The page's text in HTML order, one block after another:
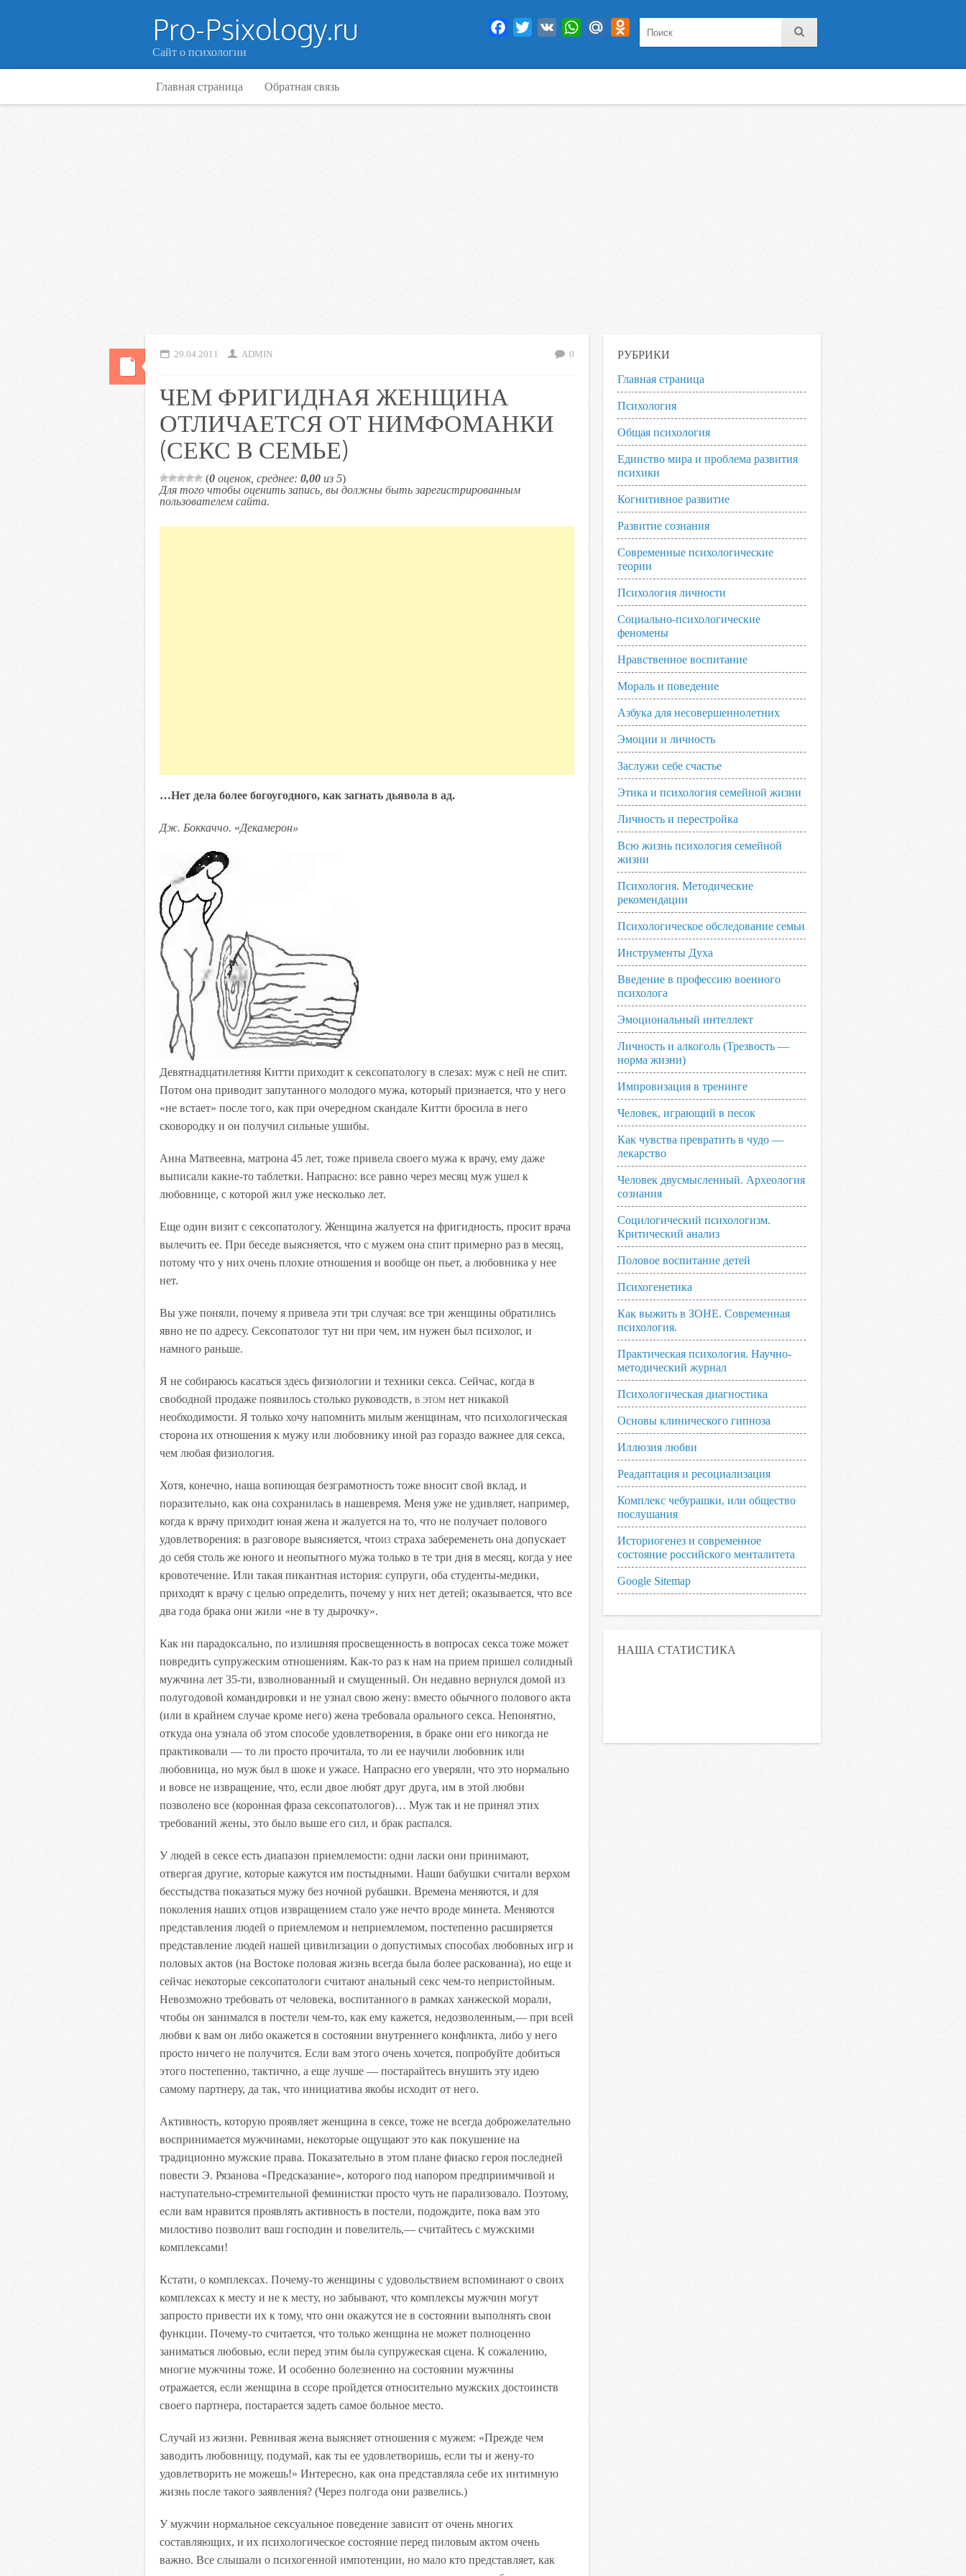
Pro-Psixology.ru
Сайт о психологии
Facebook
Twitter VK WhatsAppMail.RuOdnoklassniki
Главная страница Обратная связь
29.04.2011 ADMIN 0
ЧЕМ ФРИГИДНАЯ ЖЕНЩИНА
ОТЛИЧАЕТСЯ ОТ НИМФОМАНКИ
(СЕКС В СЕМЬЕ)
(0 оценок, среднее: 0,00 из 5)
Для того чтобы оценить запись, вы должны быть зарегистрированным
пользователем сайта.
…Нет дела более богоугодного, как загнать дьявола в ад.
Дж. Боккаччо. «Декамерон»
Девятнадцатилетняя Китти приходит к сексопатологу в слезах: муж с ней не спит.
Потом она приводит запутанного молодого мужа, который признается, что у него
«не встает» после того, как при очередном скандале Китти бросила в него
сковородку и он получил сильные ушибы.
Анна Матвеевна, матрона 45 лет, тоже привела своего мужа к врачу, ему даже
выписали какие-то таблетки. Напрасно: все равно через месяц муж ушел к
любовнице, с которой жил уже несколько лет.
Еще один визит с сексопатологу. Женщина жалуется на фригидность, просит врача
вылечить ее. При беседе выясняется, что с мужем она спит примерно раз в месяц,
потому что у них очень плохие отношения и вообще он пьет, а любовника у нее
нет.
Вы уже поняли, почему я привела эти три случая: все три женщины обратились
явно не по адресу. Сексопатолог тут ни при чем, им нужен был психолог, и
намного раньше.
Я не собираюсь касаться здесь физиологии и техники секса. Сейчас, когда в
свободной продаже появилось столько руководств, в этом нет никакой
необходимости. Я только хочу напомнить милым женщинам, что психологическая
сторона их отношения к мужу или любовнику иной раз гораздо важнее для секса,
чем любая физиология.
Хотя, конечно, наша вопиющая безграмотность тоже вносит свой вклад, и
поразительно, как она сохранилась в нашевремя. Меня уже не удивляет, например,
когда к врачу приходит юная жена и жалуется на то, что не получает полового
удовлетворения: в разговоре выясняется, чтоиз страха забеременеть она допускает
до себя столь же юного и неопытного мужа только в те три дня в месяц, когда у нее
кровотечение. Или такая пикантная история: супруги, оба студенты-медики,
приходят к врачу с целью определить, почему у них нет детей; оказывается, что все
два года брака они жили «не в ту дырочку».
Как ни парадоксально, по излишняя просвещенность в вопросах секса тоже может
повредить супружеским отношениям. Как-то раз к нам на прием пришел солидный
мужчина лет 35-ти, взволнованный и смущенный. Он недавно вернулся домой из
полугодовой командировки и не узнал свою жену: вместо обычного полового акта
(или в крайнем случае кроме него) жена требовала орального секса. Непонятно,
откуда она узнала об этом способе удовлетворения, в браке они его никогда не
практиковали — то ли просто прочитала, то ли ее научили любовник или
любовница, но муж был в шоке и ужасе. Напрасно его уверяли, что это нормально
и вовсе не извращение, что, если двое любят друг друга, им в этой любви
позволено все (коронная фраза сексопатологов)… Муж так и не принял этих
требований жены, это было выше его сил, и брак распался.
У людей в сексе есть диапазон приемлемости: одни ласки они принимают,
отвергая другие, которые кажутся им постыдными. Наши бабушки считали верхом
бесстыдства показаться мужу без ночной рубашки. Времена меняются, и для
поколения наших отцов извращением стало уже нечто вроде минета. Меняются
представления людей о приемлемом и неприемлемом, постепенно расширяется
представление людей нашей цивилизации о допустимых способах любовных игр и
половых актов (на Востоке половая жизнь всегда была более раскованна), но еще и
сейчас некоторые сексопатологи считают анальный секс чем-то непристойным.
Невозможно требовать от человека, воспитанного в рамках ханжеской морали,
чтобы он занимался в постели чем-то, как ему кажется, недозволенным,— при всей
любви к вам он либо окажется в состоянии внутреннего конфликта, либо у него
просто ничего не получится. Если вам этого очень хочется, попробуйте добиться
этого постепенно, тактично, а еще лучше — постарайтесь внушить эту идею
самому партнеру, да так, что инициатива якобы исходит от него.
Активность, которую проявляет женщина в сексе, тоже не всегда доброжелательно
воспринимается мужчинами, некоторые ощущают это как покушение на
традиционно мужские права. Показательно в этом плане фиаско героя последней
повести Э. Рязанова «Предсказание», которого под напором предприимчивой и
наступательно-стремительной феминистки просто чуть не парализовало. Поэтому,
если вам нравится проявлять активность в постели, подождите, пока вам это
милостиво позволит ваш господин и повелитель,— считайтесь с мужскими
комплексами!
Кстати, о комплексах. Почему-то женщины с удовольствием вспоминают о своих
комплексах к месту и не к месту, но забывают, что комплексы мужчин могут
запросто привести их к тому, что они окажутся не в состоянии выполнять свои
функции. Почему-то считается, что только женщина не может полноценно
заниматься любовью, если перед этим была супружеская сцена. К сожалению,
многие мужчины тоже. И особенно болезненно на состоянии мужчины
отражается, если женщина в ссоре пройдется относительно мужских достоинств
своего партнера, постарается задеть самое больное место.
Случай из жизни. Ревнивая жена выясняет отношения с мужем: «Прежде чем
заводить любовницу, подумай, как ты ее удовлетворишь, если ты и жену-то
удовлетворить не можешь!» Интересно, как она представляла себе их интимную
жизнь после такого заявления? (Через полгода они развелись.)
У мужчин нормальное сексуальное поведение зависит от очень многих
составляющих, и их психологическое состояние перед пиловым актом очень
важно. Все слышали о психогенной импотенции, но мало кто представляет, как
РУБРИКИ
Главная страница
Психология
Общая психология
Единство мира и проблема развития
психики
Когнитивное развитие
Развитие сознания
Современные психологические
теории
Психология личности
Социально-психологические
феномены
Нравственное воспитание
Мораль и поведение
Азбука для несовершеннолетних
Эмоции и личность
Заслужи себе счастье
Этика и психология семейной жизни
Личность и перестройка
Всю жизнь психология семейной
жизни
Психология. Методические
рекомендации
Психологическое обследование семьи
Инструменты Духа
Введение в профессию военного
психолога
Эмоциональный интеллект
Личность и алкоголь (Трезвость —
норма жизни)
Импровизация в тренинге
Человек, играющий в песок
Как чувства превратить в чудо —
лекарство
Человек двусмысленный. Археология
сознания
Социлогический психологизм.
Критический анализ
Половое воспитание детей
Психогенетика
Как выжить в ЗОНЕ. Современная
психология.
Практическая психология. Научно-
методический журнал
Психологическая диагностика
Основы клинического гипноза
Иллюзия любви
Реадаптация и ресоциализация
Комплекс чебурашки, или общество
послушания
Историогенез и современное
состояние российского менталитета
Google Sitemap
НАША СТАТИСТИКА